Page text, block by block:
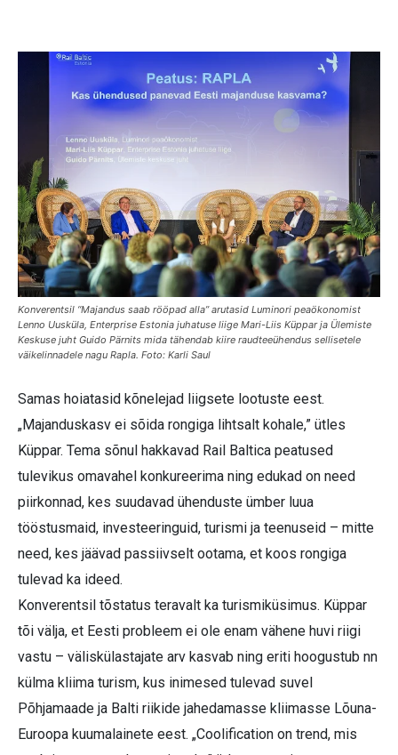
Konverentsil “Majandus saab rööpad alla” arutasid Luminori peaökonomist
Lenno Uusküla, Enterprise Estonia juhatuse liige Mari-Liis Küppar ja Ülemiste
Keskuse juht Guido Pärnits mida tähendab kiire raudteeühendus sellisetele
väikelinnadele nagu Rapla. Foto: Karli Saul
Samas hoiatasid kõnelejad liigsete lootuste eest.
„Majanduskasv ei sõida rongiga lihtsalt kohale,” ütles
Küppar. Tema sõnul hakkavad Rail Baltica peatused
tulevikus omavahel konkureerima ning edukad on need
piirkonnad, kes suudavad ühenduste ümber luua
tööstusmaid, investeeringuid, turismi ja teenuseid – mitte
need, kes jäävad passiivselt ootama, et koos rongiga
tulevad ka ideed.
Konverentsil tõstatus teravalt ka turismiküsimus. Küppar
tõi välja, et Eesti probleem ei ole enam vähene huvi riigi
vastu – väliskülastajate arv kasvab ning eriti hoogustub nn
külma kliima turism, kus inimesed tulevad suvel
Põhjamaade ja Balti riikide jahedamasse kliimasse Lõuna-
Euroopa kuumalainete eest. „Coolification on trend, mis